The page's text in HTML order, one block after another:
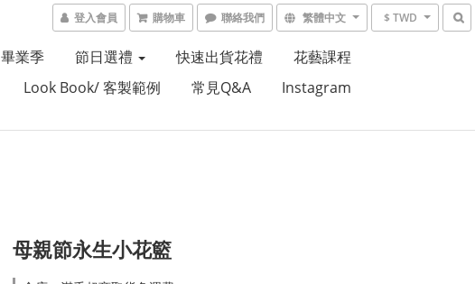
登入會員 購物車 聯絡我們 繁體中文 $ TWD
畢業季 節日選禮 快速出貨花禮
花藝課程
Look Book/ 客製範例
常見Q&A Instagram
母親節永生小花籃